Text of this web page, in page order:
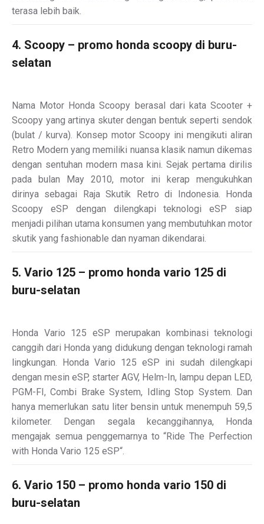
terasa lebih baik.
4. Scoopy – promo honda scoopy di buru-
selatan
Nama Motor Honda Scoopy berasal dari kata Scooter +
Scoopy yang artinya skuter dengan bentuk seperti sendok
(bulat / kurva). Konsep motor Scoopy ini mengikuti aliran
Retro Modern yang memiliki nuansa klasik namun dikemas
dengan sentuhan modern masa kini. Sejak pertama dirilis
pada bulan May 2010, motor ini kerap mengukuhkan
dirinya sebagai Raja Skutik Retro di Indonesia. Honda
Scoopy eSP dengan dilengkapi teknologi eSP siap
menjadi pilihan utama konsumen yang membutuhkan motor
skutik yang fashionable dan nyaman dikendarai.
5. Vario 125 – promo honda vario 125 di
buru-selatan
Honda Vario 125 eSP merupakan kombinasi teknologi
canggih dari Honda yang didukung dengan teknologi ramah
lingkungan. Honda Vario 125 eSP ini sudah dilengkapi
dengan mesin eSP, starter AGV, Helm-In, lampu depan LED,
PGM-FI, Combi Brake System, Idling Stop System. Dan
hanya memerlukan satu liter bensin untuk menempuh 59,5
kilometer. Dengan segala kecanggihannya, Honda
mengajak semua penggemarnya to “Ride The Perfection
with Honda Vario 125 eSP“.
6. Vario 150 – promo honda vario 150 di
buru-selatan